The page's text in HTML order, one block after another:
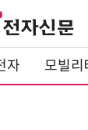
자 모빌리